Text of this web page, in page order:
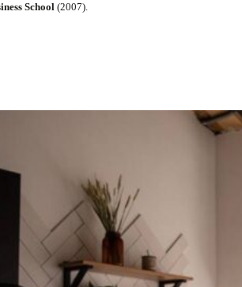
School (2007).